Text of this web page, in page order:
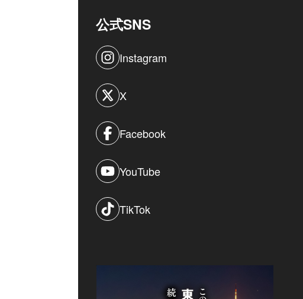
公式SNS
Instagram
X
Facebook
YouTube
TikTok